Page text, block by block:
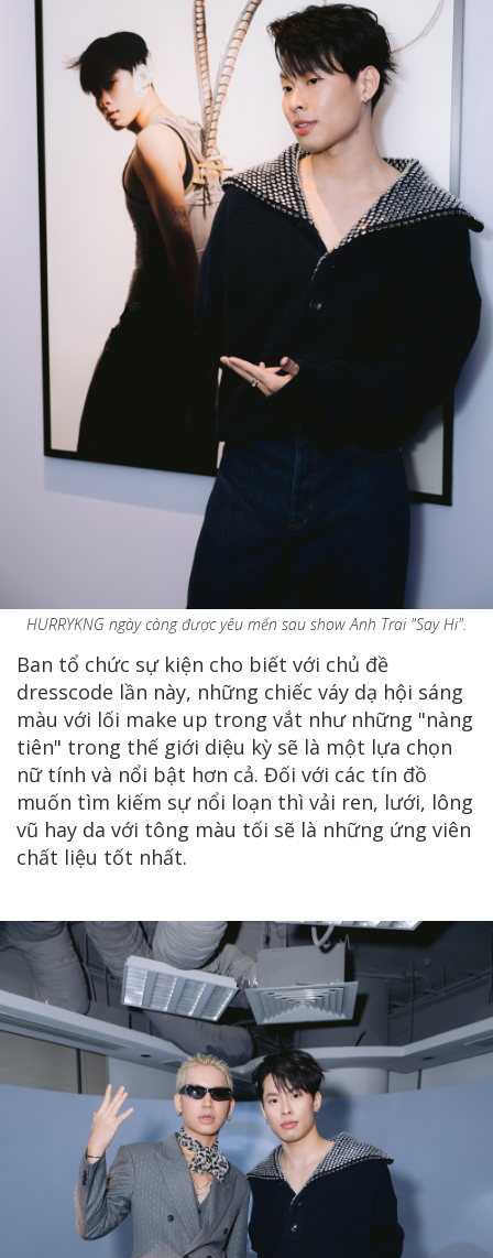
HURRYKNG ngày càng được yêu mến sau show Anh Trai "Say Hi".
Ban tổ chức sự kiện cho biết với chủ đề
dresscode lần này, những chiếc váy dạ hội sáng
màu với lối make up trong vắt như những "nàng
tiên" trong thế giới diệu kỳ sẽ là một lựa chọn
nữ tính và nổi bật hơn cả. Đối với các tín đồ
muốn tìm kiếm sự nổi loạn thì vải ren, lưới, lông
vũ hay da với tông màu tối sẽ là những ứng viên
chất liệu tốt nhất.